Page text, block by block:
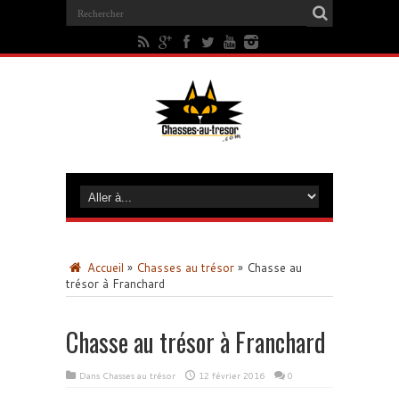
Accueil » Chasses au trésor » Chasse au
trésor à Franchard
Chasse au trésor à Franchard
Dans Chasses au trésor 12 février 2016 0